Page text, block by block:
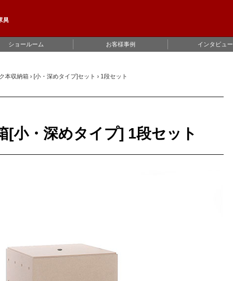
ショールーム お客様事例 インタビュー
本収納箱 › [小・深めタイプ]セット › 1段セット
[小・深めタイプ] 1段セット